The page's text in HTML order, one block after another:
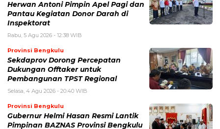
Herwan Antoni Pimpin Apel Pagi dan
Pantau Kegiatan Donor Darah di
Inspektorat
Rabu, 5 Agu 2026 - 12:38 WIB
Provinsi Bengkulu
Sekdaprov Dorong Percepatan
Dukungan Offtaker untuk
Pembangunan TPST Regional
Selasa, 4 Agu 2026 - 20:40 WIB
Provinsi Bengkulu
Gubernur Helmi Hasan Resmi Lantik
Pimpinan BAZNAS Provinsi Bengkulu